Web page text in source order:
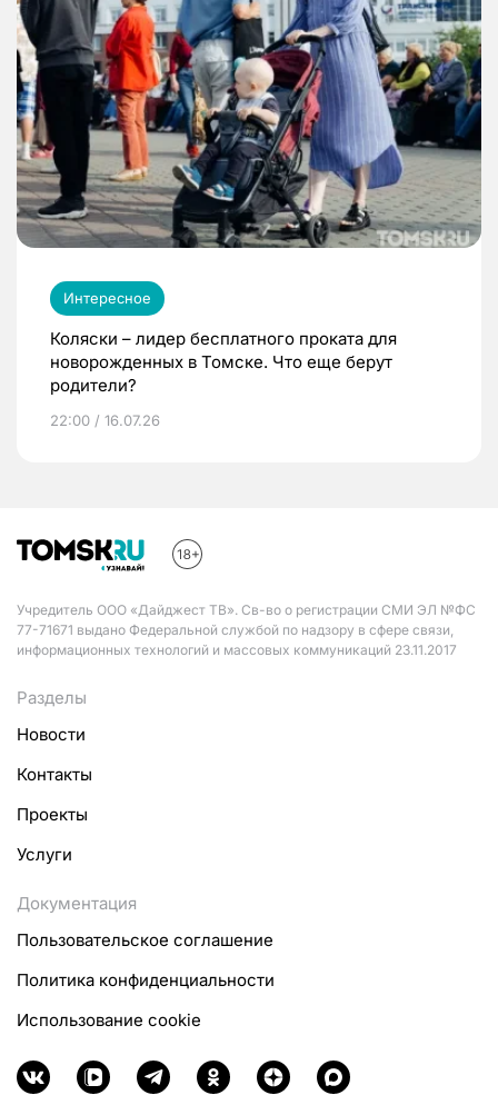
Интересное
Коляски – лидер бесплатного проката для
новорожденных в Томске. Что еще берут
родители?
22:00 / 16.07.26
Учредитель ООО «Дайджест ТВ». Св-во о регистрации СМИ ЭЛ №ФС
77-71671 выдано Федеральной службой по надзору в сфере связи,
информационных технологий и массовых коммуникаций 23.11.2017
Разделы
Новости
Контакты
Проекты
Услуги
Документация
Пользовательское соглашение
Политика конфиденциальности
Использование cookie